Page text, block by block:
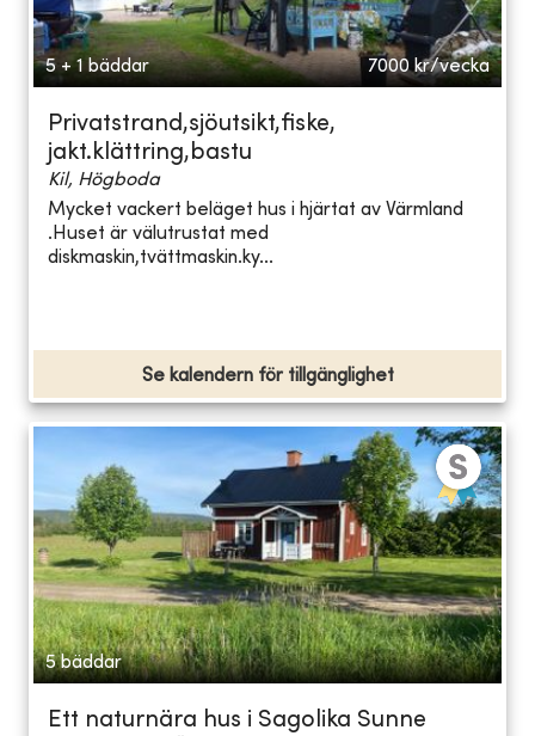
5 + 1 bäddar 7000 kr/vecka
Privatstrand,sjöutsikt,fiske,
jakt.klättring,bastu
Kil, Högboda
Mycket vackert beläget hus i hjärtat av Värmland
.Huset är välutrustat med
diskmaskin,tvättmaskin.ky...
Se kalendern för tillgänglighet
5 bäddar
Ett naturnära hus i Sagolika Sunne